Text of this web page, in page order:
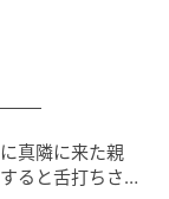
真隣に来た親
ると舌打ちさ